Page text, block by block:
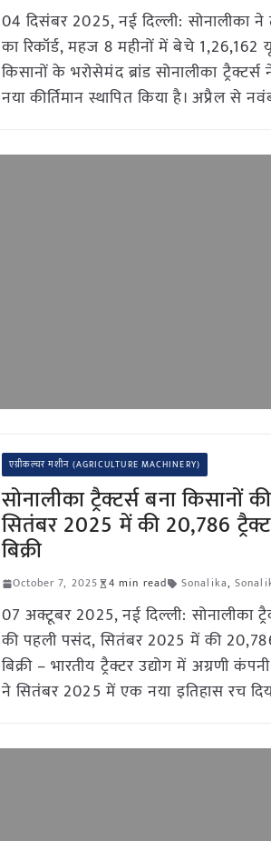
04 दिसंबर 2025, नई दिल्ली: सोनालीका ने
का रिकॉर्ड, महज 8 महीनों में बेचे 1,26,162
किसानों के भरोसेमंद ब्रांड सोनालीका
नया कीर्तिमान स्थापित किया है। अप्रैल से
एग्रीकल्चर मशीन (AGRICULTURE MACHINERY)
सोनालीका ट्रैक्टर्स बना किसानों
सितंबर 2025 में की 20,786
बिक्री
October 7, 2025 4 min read Sonalika,
07 अक्टूबर 2025, नई दिल्ली: सोनालीका
की पहली पसंद, सितंबर 2025 में की 20,786
बिक्री – भारतीय ट्रैक्टर उद्योग में अग्रणी
ने सितंबर 2025 में एक नया इतिहास रच